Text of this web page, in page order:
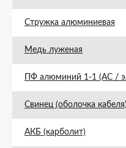
Стружка алюминиевая
Медь луженая
ПФ алюминий 1-1 (АС /
Свинец (оболочка кабеля)
АКБ (карболит)